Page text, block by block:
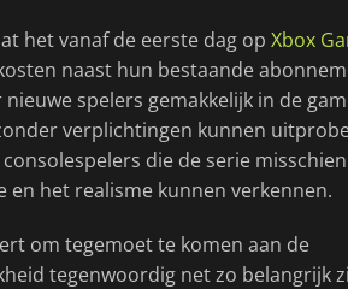
het vanaf de eerste dag op Xbox
naast hun bestaande
spelers gemakkelijk in de
verplichtingen kunnen
die de serie
het realisme kunnen verkennen.
om tegemoet te komen aan de
tegenwoordig net zo belangrijk